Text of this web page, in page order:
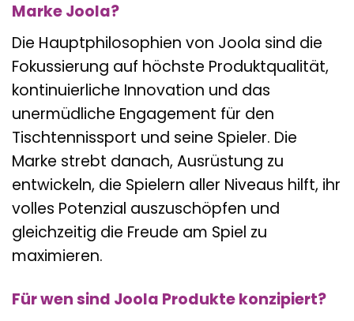
Marke Joola?
Die Hauptphilosophien von Joola sind die
Fokussierung auf höchste Produktqualität,
kontinuierliche Innovation und das
unermüdliche Engagement für den
Tischtennissport und seine Spieler. Die
Marke strebt danach, Ausrüstung zu
entwickeln, die Spielern aller Niveaus hilft, ihr
volles Potenzial auszuschöpfen und
gleichzeitig die Freude am Spiel zu
maximieren.
Für wen sind Joola Produkte konzipiert?